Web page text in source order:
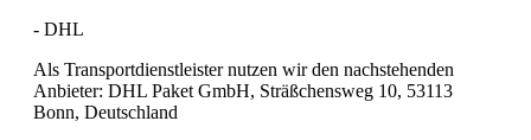
- DHL
Als Transportdienstleister nutzen wir den nachstehenden
Anbieter: DHL Paket GmbH, Sträßchensweg 10, 53113
Bonn, Deutschland